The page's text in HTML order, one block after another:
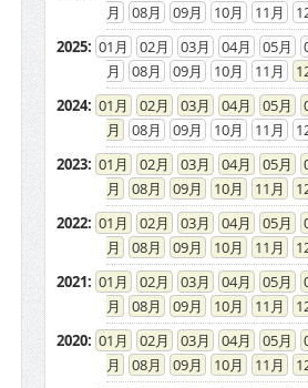
08
09 10 11
2025: 01 02 03 04 05
08
09 10 11
2024: 01 02 03 04 05
08
09 10 11
2023: 01 02 03 04 05
08
09 10 11
2022: 01 02 03 04 05
08
09 10 11
2021: 01 02 03 04 05
08
09 10 11
2020: 01 02 03 04 05
08
09 10 11